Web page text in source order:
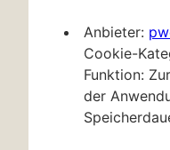
Anbieter:
Cookie-
Funktion:
der